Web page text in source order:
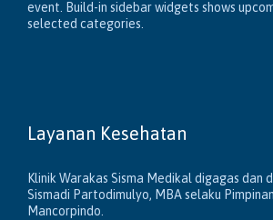
event. Build-in sidebar widgets shows
selected categories.
Layanan Kesehatan
Klinik Warakas Sisma Medikal digagas dan
Sismadi Partodimulyo, MBA selaku
Mancorpindo.